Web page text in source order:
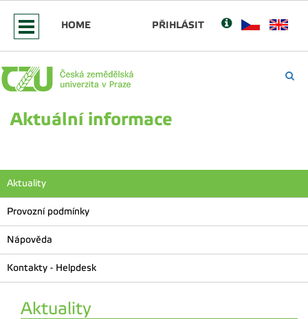
HOME PŘIHLÁSIT
Aktuální informace
Aktuality
Provozní podmínky
Nápověda
Kontakty - Helpdesk
Aktuality